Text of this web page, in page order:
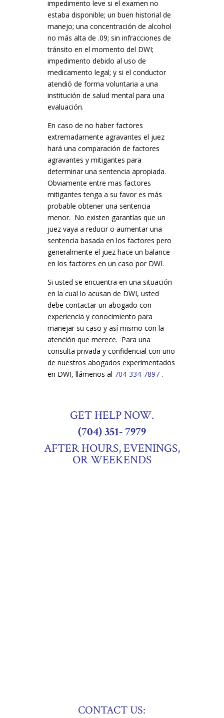
impedimento leve si el examen no
estaba disponible; un buen historial de
manejo; una concentración de alcohol
no más alta de .09; sin infracciones de
tránsito en el momento del DWI;
impedimento debido al uso de
medicamento legal; y si el conductor
atendió de forma voluntaria a una
institución de salud mental para una
evaluación.
En caso de no haber factores
extremadamente agravantes el juez
hará una comparación de factores
agravantes y mitigantes para
determinar una sentencia apropiada.
Obviamente entre mas factores
mitigantes tenga a su favor es más
probable obtener una sentencia
menor. No existen garantías que un
juez vaya a reducir o aumentar una
sentencia basada en los factores pero
generalmente el juez hace un balance
en los factores en un caso por DWI.
Si usted se encuentra en una situación
en la cual lo acusan de DWI, usted
debe contactar un abogado con
experiencia y conocimiento para
manejar su caso y así mismo con la
atención que merece. Para una
consulta privada y confidencial con uno
de nuestros abogados experimentados
en DWI, llámenos al 704-334-7897 .
GET HELP NOW.
(704) 351- 7979
AFTER HOURS, EVENINGS,
OR WEEKENDS
CONTACT US: